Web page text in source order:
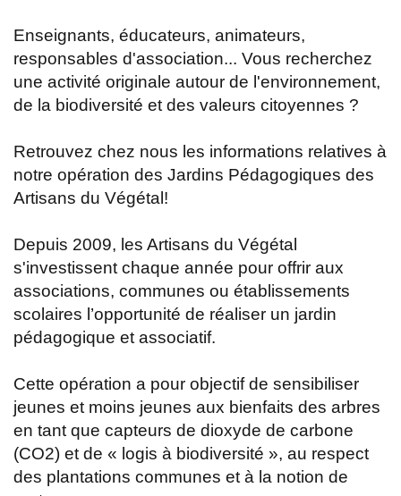
Enseignants, éducateurs, animateurs,
responsables d'association... Vous recherchez
une activité originale autour de l'environnement,
de la biodiversité et des valeurs citoyennes ?
Retrouvez chez nous les informations relatives à
notre opération des Jardins Pédagogiques des
Artisans du Végétal!
Depuis 2009, les Artisans du Végétal
s'investissent chaque année pour offrir aux
associations, communes ou établissements
scolaires l’opportunité de réaliser un jardin
pédagogique et associatif.
Cette opération a pour objectif de sensibiliser
jeunes et moins jeunes aux bienfaits des arbres
en tant que capteurs de dioxyde de carbone
(CO2) et de « logis à biodiversité », au respect
des plantations communes et à la notion de